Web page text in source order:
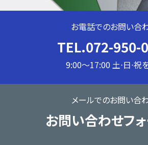
お電話でのお問い合
TEL.072-950-
9:00～17:00 土⋅日⋅祝
メールでのお問い合
お問い合わせフ